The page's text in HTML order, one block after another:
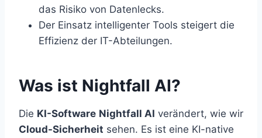
das Risiko von Datenlecks.
Der Einsatz intelligenter Tools steigert die
Effizienz der IT-Abteilungen.
Was ist Nightfall AI?
Die KI-Software Nightfall AI verändert, wie wir
Cloud-Sicherheit sehen. Es ist eine KI-native